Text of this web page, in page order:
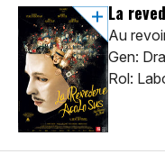
La
Au
Gen:
Rol: